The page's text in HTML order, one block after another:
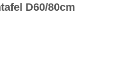
D60/80cm